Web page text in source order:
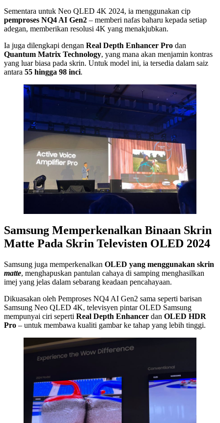
Sementara untuk Neo QLED 4K 2024, ia menggunakan cip
pemproses NQ4 AI Gen2 – memberi nafas baharu kepada setiap
adegan, memberikan resolusi 4K yang menakjubkan.
Ia juga dilengkapi dengan Real Depth Enhancer Pro dan
Quantum Matrix Technology, yang mana akan menjamin kontras
yang luar biasa pada skrin. Untuk model ini, ia tersedia dalam saiz
antara 55 hingga 98 inci.
Samsung Memperkenalkan Binaan Skrin
Matte Pada Skrin Televisten OLED 2024
Samsung juga memperkenalkan OLED yang menggunakan skrin
matte, menghapuskan pantulan cahaya di samping menghasilkan
imej yang jelas dalam sebarang keadaan pencahayaan.
Dikuasakan oleh Pemproses NQ4 AI Gen2 sama seperti barisan
Samsung Neo QLED 4K, televisyen pintar OLED Samsung
mempunyai ciri seperti Real Depth Enhancer dan OLED HDR
Pro – untuk membawa kualiti gambar ke tahap yang lebih tinggi.